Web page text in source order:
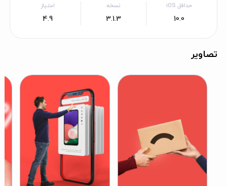
حداقل iOS
10.0
نسخه
3.1.3
امتیاز
4.9
تصاویر